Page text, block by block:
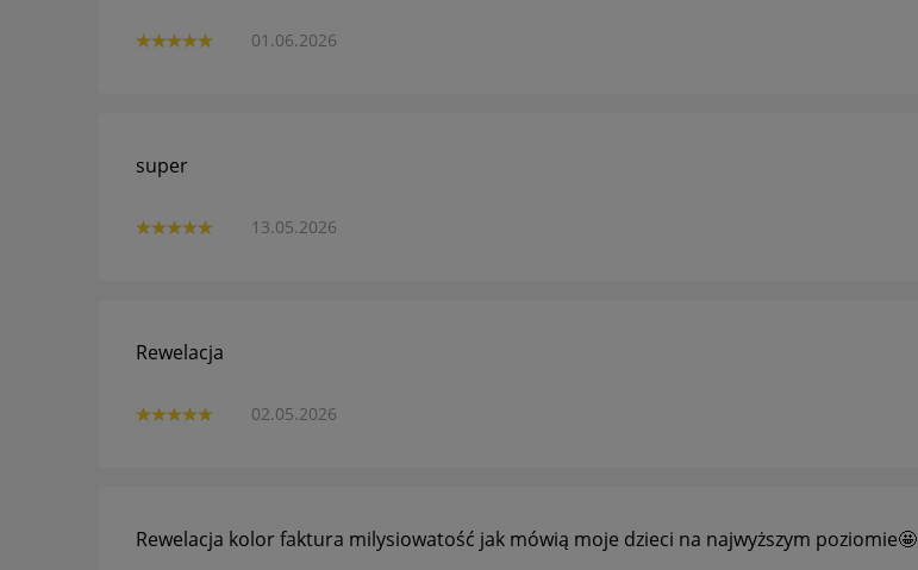
01.06.2026
13.05.2026
super
02.05.2026
Rewelacja
Rewelacja kolor faktura milysiowatość jak mówią moje dzieci na najwyższym poziomie🤩